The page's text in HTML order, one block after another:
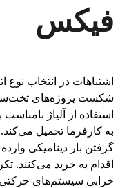
فیکس
اشتباهات در انتخاب نوع
شکست پروژه‌های
استفاده از آلیاژ
به کارفرما تحمیل می‌کند.
گرفتن بار دینامیکی
اقدام به خرید می‌کنند.
خرابی سیستم‌های